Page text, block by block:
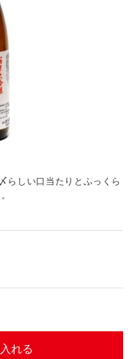
らしい口当たりとふっくら
れる